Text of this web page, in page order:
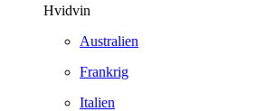
Hvidvin
Australien
Frankrig
Italien